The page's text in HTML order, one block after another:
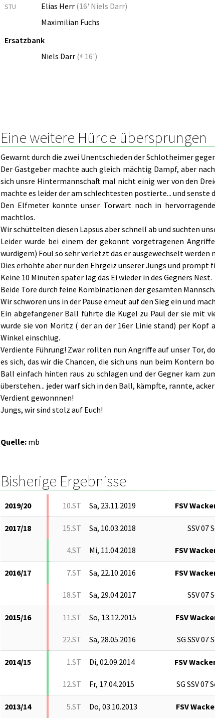
STU Elias Herr (16' Niels Darr)
Maximilian Fuchs
Ersatzbank
Niels Darr ( 16')
Eine weitere Hürde übersprungen
Gewarnt durch die zwei Unentschieden der Schlotheimer
Der Gastgeber machte auch gleich mächtig Dampf, aber
sich unsre Hintermannschaft mal nicht einig wer von den
machte es leider der am schlechtesten postierte... und senste
Den Elfmeter konnte unser Torwart noch in
machtlos.
Wir schüttelten diesen Lapsus aber schnell ab und suchten
Leider wurde bei einem der gekonnt vorgetragenen
würdigem) Foul so sehr verletzt das er ausgewechselt werden
Dies erhöhte aber nur den Ehrgeiz unserer Jungs und prompt
Keine 10 Minuten später lag das Ei wieder in des Gegners Nest.
Beide Tore durch feine Kombinationen der gesamten
Wir schworen uns in der Pause erneut auf den Sieg ein und
Ein abgefangener Ball führte die Kugel zu Paul der sie mit
wurde sie von Moritz ( der an der 16er Linie stand) per
Winkel einschlug.
Verdiente Führung! Zwar rollten nun Angriffe auf unser Tor,
es sich, das wir die Chancen, die sich uns nun beim Kontern
Ball einfach hinten raus zu schlagen und der Gegner kam
überstehen... jeder warf sich in den Ball, kämpfte, rannte,
Verdient gewonnnen!
Jungs, wir sind stolz auf Euch!
Quelle: mb
Bisherige Ergebnisse
2019/20 10.ST Sa, 23.11.2019 FSV
2017/18 15.ST Sa, 10.03.2018 SSV 07
4.ST Mi, 11.04.2018 FSV
2016/17 7.ST Sa, 22.10.2016 FSV
18.ST Sa, 29.04.2017 SSV 07
2015/16 11.ST So, 13.12.2015 FSV
22.ST Sa, 28.05.2016 SG SSV
2014/15 1.ST Di, 02.09.2014 FSV
12.ST Fr, 17.04.2015 SG SSV
2013/14 5.ST Do, 03.10.2013 FSV